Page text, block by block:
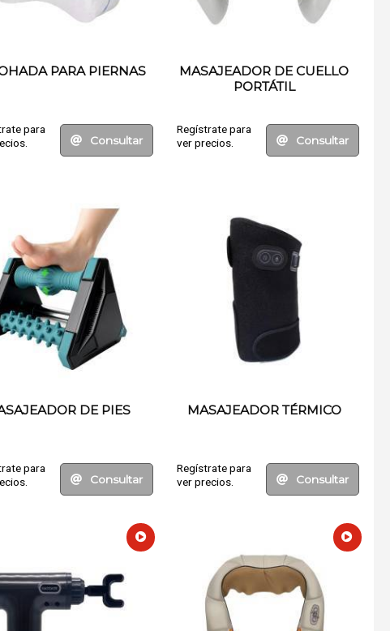
PARA PIERNAS
para
Consultar
MASAJEADOR DE CUELLO
PORTÁTIL
Regístrate para
ver precios.
Consultar
DE PIES
para
Consultar
MASAJEADOR TÉRMICO
Regístrate para
ver precios.
Consultar